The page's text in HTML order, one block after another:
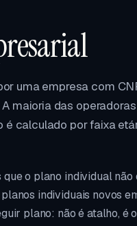
uma empresa com
maioria das
é calculado por faixa
o plano individual
individuais novos
plano: não é atalho, é